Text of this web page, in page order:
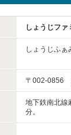
しょうじファ
しょうじふぁ
〒002-0856
地下鉄南北線
分。